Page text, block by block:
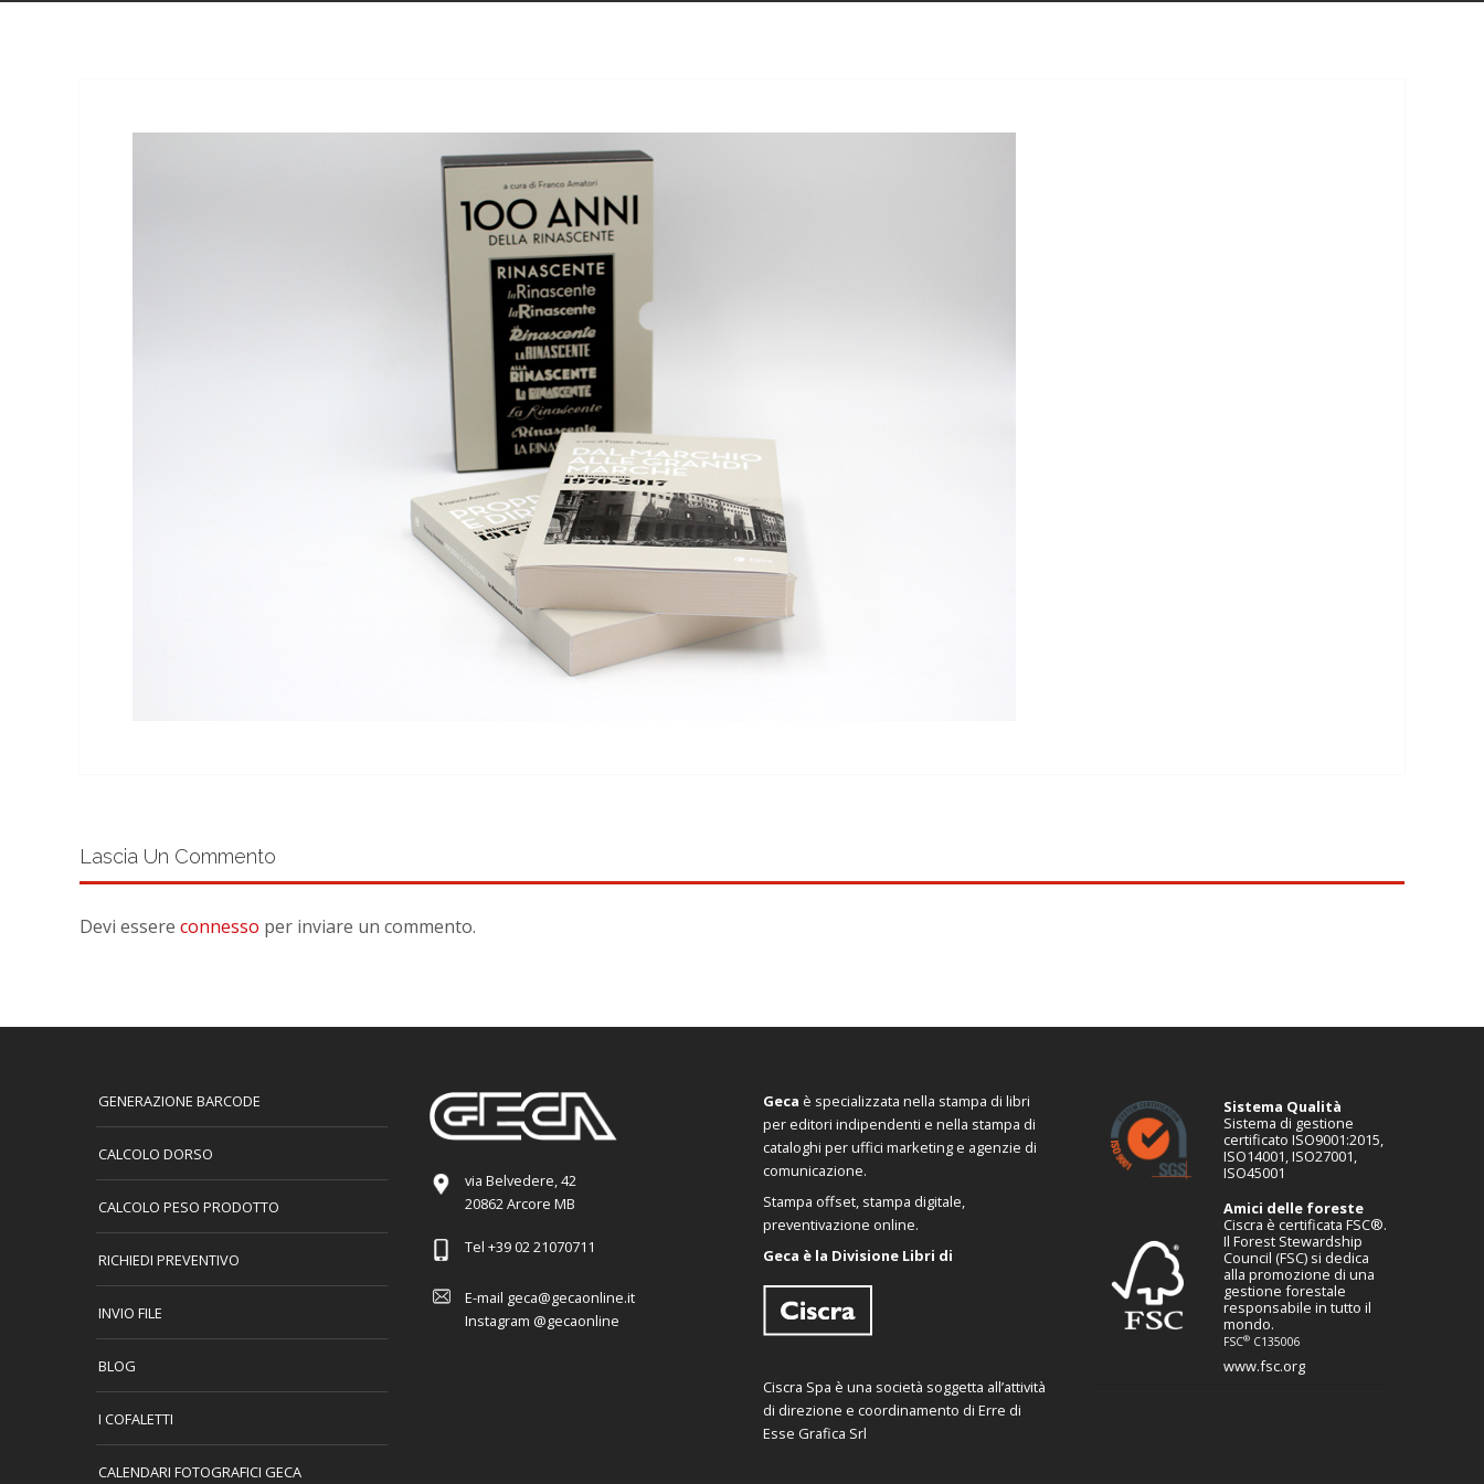
Lascia Un Commento
Devi essere connesso per inviare un commento.
GENERAZIONE BARCODE
CALCOLO DORSO
CALCOLO PESO PRODOTTO
RICHIEDI PREVENTIVO
INVIO FILE
BLOG
I COFALETTI
CALENDARI FOTOGRAFICI GECA
via Belvedere, 42
20862 Arcore MB
Tel +39 02 21070711
E-mail geca@gecaonline.it
Instagram @gecaonline
Geca è specializzata nella stampa di libri
per editori indipendenti e nella stampa di
cataloghi per uffici marketing e agenzie di
comunicazione.
Stampa offset, stampa digitale,
preventivazione online.
Geca è la Divisione Libri di
Ciscra Spa è una società soggetta all’attività
di direzione e coordinamento di Erre di
Esse Grafica Srl
Sistema Qualità
Sistema di gestione
certificato ISO9001:2015,
ISO14001, ISO27001,
ISO45001
Amici delle foreste
Ciscra è certificata FSC®.
Il Forest Stewardship
Council (FSC) si dedica
alla promozione di una
gestione forestale
responsabile in tutto il
mondo.
FSC®C135006
www.fsc.org